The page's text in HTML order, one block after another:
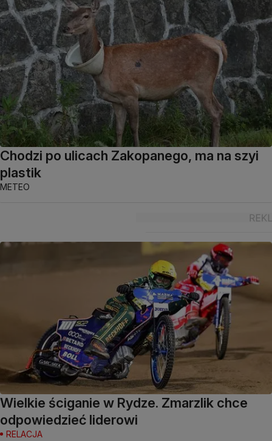
Chodzi po ulicach Zakopanego, ma na szyi
plastik
METEO
Wielkie ściganie w Rydze. Zmarzlik chce
odpowiedzieć liderowi
RELACJA